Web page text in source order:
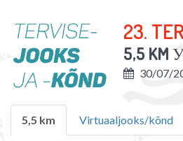
23.
5,5 KM
30/07/
5,5 km Virtuaaljooks/kõnd